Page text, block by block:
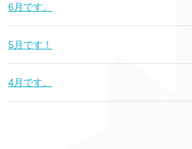
6月です。
5月です！
4月です。